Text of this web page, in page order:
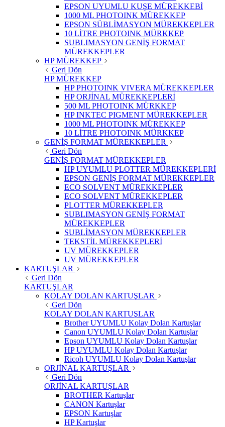
EPSON UYUMLU KUŞE MÜREKKEBİ
1000 ML PHOTOINK MÜREKKEP
EPSON SÜBLİMASYON MÜREKKEPLER
10 LİTRE PHOTOINK MÜRKKEP
SUBLIMASYON GENİŞ FORMAT
MÜREKKEPLER
HP MÜREKKEP
Geri Dön
HP MÜREKKEP
HP PHOTOINK VIVERA MÜREKKEPLER
HP ORJİNAL MÜREKKEPLERİ
500 ML PHOTOINK MÜRKKEP
HP INKTEC PIGMENT MÜREKKEPLER
1000 ML PHOTOINK MÜREKKEP
10 LİTRE PHOTOINK MÜRKKEP
GENİŞ FORMAT MÜREKKEPLER
Geri Dön
GENİŞ FORMAT MÜREKKEPLER
HP UYUMLU PLOTTER MÜREKKEPLERİ
EPSON GENİŞ FORMAT MÜREKKEPLER
ECO SOLVENT MÜREKKEPLER
ECO SOLVENT MÜREKKEPLER
PLOTTER MÜREKKEPLER
SUBLIMASYON GENİŞ FORMAT
MÜREKKEPLER
SUBLİMASYON MÜREKKEPLER
TEKSTİL MÜREKKEPLERİ
UV MÜREKKEPLER
UV MÜREKKEPLER
KARTUŞLAR
Geri Dön
KARTUŞLAR
KOLAY DOLAN KARTUŞLAR
Geri Dön
KOLAY DOLAN KARTUŞLAR
Brother UYUMLU Kolay Dolan Kartuşlar
Canon UYUMLU Kolay Dolan Kartuşlar
Epson UYUMLU Kolay Dolan Kartuşlar
HP UYUMLU Kolay Dolan Kartuşlar
Ricoh UYUMLU Kolay Dolan Kartuşlar
ORJİNAL KARTUŞLAR
Geri Dön
ORJİNAL KARTUŞLAR
BROTHER Kartuşlar
CANON Kartuşlar
EPSON Kartuşlar
HP Kartuşlar